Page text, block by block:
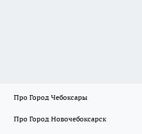
Про Город Чебоксары
Про Город Новочебоксарск